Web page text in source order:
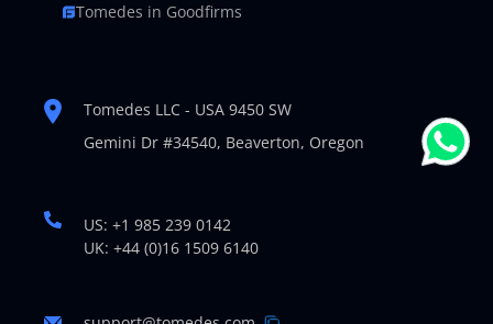
Tomedes in Goodfirms
Tomedes LLC - USA 9450 SW
Gemini Dr #34540, Beaverton, Oregon
US: +1 985 239 0142
UK: +44 (0)16 1509 6140